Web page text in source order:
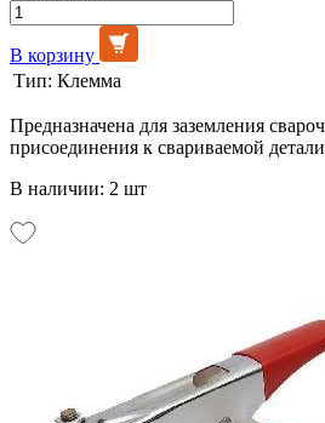
В корзину
Тип: Клемма
Предназначена для заземления
присоединения к свариваемой
В наличии: 2 шт